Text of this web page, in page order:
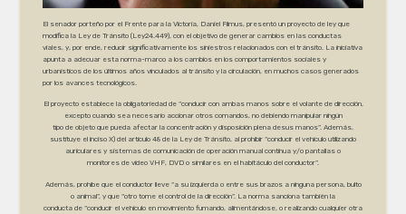
El senador porteño por el Frente para la Victoria, Daniel Filmus, presentó un proyecto de ley que
modifica la Ley de Tránsito (Ley24.449), con el objetivo de generar cambios en las conductas
viales, y, por ende, reducir significativamente los siniestros relacionados con el tránsito. La iniciativa
apunta a adecuar esta norma-marco a los cambios en los comportamientos sociales y
urbanísticos de los últimos años vinculados al tránsito y la circulación, en muchos casos generados
por los avances tecnológicos.
El proyecto establece la obligatoriedad de “conducir con ambas manos sobre el volante de dirección,
excepto cuando sea necesario accionar otros comandos, no debiendo manipular ningún
tipo de objeto que pueda afectar la concentración y disposición plena desus manos”. Además,
sustituye el inciso X) del artículo 48 de la Ley de Tránsito, al prohibir “conducir el vehículo utilizando
auriculares y sistemas de comunicación de operación manual continua y/o pantallas o
monitores de video VHF, DVD o similares en el habitáculo del conductor”.
Además, prohíbe que el conductor lleve “a su izquierda o entre sus brazos a ninguna persona, bulto
o animal”, y que “otro tome el control de la dirección”. La norma sanciona también la
conducta de “conducir el vehículo en movimiento fumando, alimentándose, o realizando cualquier otra